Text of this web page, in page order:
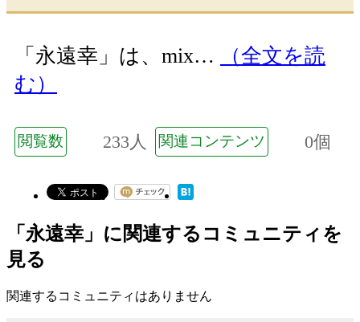
「永遠幸」は、mix…
（全文を読
む）
閲覧数 233人 関連コンテンツ 0個
「永遠幸」に関連するコミュニティを
見る
関連するコミュニティはありません